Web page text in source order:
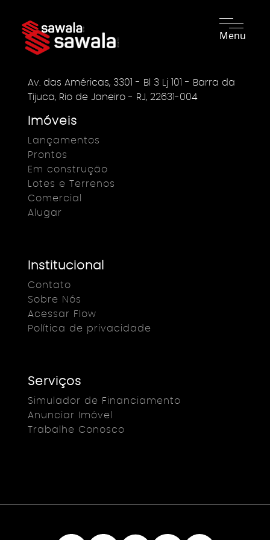
Menu
Av. das Américas, 3301 - Bl 3 Lj 101 - Barra da
Tijuca, Rio de Janeiro - RJ, 22631-004
Imóveis
Lançamentos
Prontos
Em construção
Lotes e Terrenos
Comercial
Alugar
Institucional
Contato
Sobre Nós
Acessar Flow
Política de privacidade
Serviços
Simulador de Financiamento
Anunciar Imóvel
Trabalhe Conosco